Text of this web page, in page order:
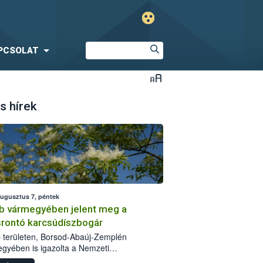
hírek
7, péntek
vármegyében jelent meg a
karcsúdíszbogár
területen, Borsod-Abaúj-Zemplén
is igazolta a Nemzeti
biztonsági Hivatal (Nébih) a